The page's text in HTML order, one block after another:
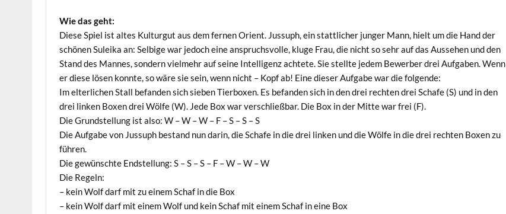
Wie das geht:
Die­se Spiel ist altes Kul­tur­gut aus dem fer­nen Ori­ent. Jus­suph, ein statt­li­cher jun­ger Mann, hielt um die Hand der
schö­nen Sulei­ka an: Sel­bi­ge war jedoch eine anspruchs­vol­le, klu­ge Frau, die nicht so sehr auf das Aus­se­hen und den
Stand des Man­nes, son­dern viel­mehr auf sei­ne Intel­li­genz ach­te­te. Sie stell­te jedem Bewer­ber drei Auf­ga­ben. Wenn
er die­se lösen konn­te, so wäre sie sein, wenn nicht – Kopf ab! Eine die­ser Auf­ga­be war die folgende:
Im elter­li­chen Stall befan­den sich sie­ben Tier­bo­xen. Es befan­den sich in den drei rech­ten drei Scha­fe (S) und in den
drei lin­ken Boxen drei Wöl­fe (W). Jede Box war ver­schließ­bar. Die Box in der Mit­te war frei (F).
Die Grund­stel­lung ist also: W – W – W – F – S – S – S
Die Auf­ga­be von Jus­suph bestand nun dar­in, die Scha­fe in die drei lin­ken und die Wöl­fe in die drei rech­ten Boxen zu
führen.
Die gewünsch­te End­stel­lung: S – S – S – F – W – W – W
Die Regeln:
– kein Wolf darf mit zu einem Schaf in die Box
– kein Wolf darf mit einem Wolf und kein Schaf mit einem Schaf in eine Box